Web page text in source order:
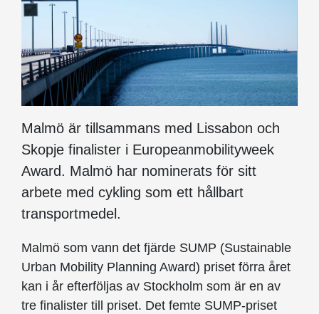
Malmö är tillsammans med Lissabon och
Skopje finalister i Europeanmobilityweek
Award. Malmö har nominerats för sitt
arbete med cykling som ett hållbart
transportmedel.
Malmö som vann det fjärde SUMP (Sustainable
Urban Mobility Planning Award) priset förra året
kan i år efterföljas av Stockholm som är en av
tre finalister till priset. Det femte SUMP-priset